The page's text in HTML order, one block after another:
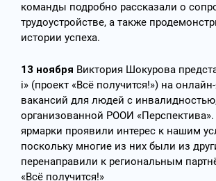
команды подробно рассказали о
трудоустройстве, а также
истории успеха.
13 ноября Виктория Шокурова
i» (проект «Всё получится!») на
вакансий для людей с
организованной РООИ «Перспектива».
ярмарки проявили интерес к нашим
поскольку многие из них были из
перенаправили к региональным
«Всё получится!»